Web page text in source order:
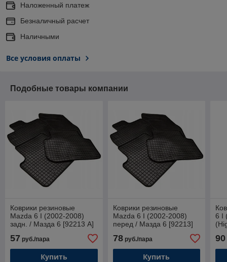
Наложенный платеж
Безналичный расчет
Наличными
Все условия оплаты
Подобные товары компании
Коврики резиновые
Mazda 6 I (2002-2008)
задн. / Мазда 6 [92213 A]
57 руб./пара
Купить
Коврики резиновые
Mazda 6 I (2002-2008)
перед / Мазда 6 [92213]
78руб./пара
Купить
6 I
90